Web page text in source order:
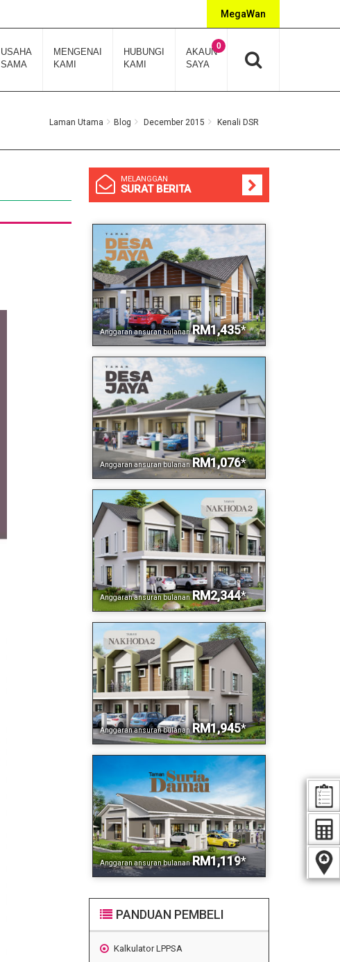
MegaWan
USAHA
SAMA
MENGENAI
KAMI
HUBUNGI
KAMI
AKAUN
SAYA
0
Laman Utama Blog December 2015 Kenali DSR
MELANGGAN
SURAT BERITA
Anggaran ansuran bulanan RM1,435*
Anggaran ansuran bulanan RM1,076*
Anggaran ansuran bulanan RM2,344*
Anggaran ansuran bulanan RM1,945*
Anggaran ansuran bulanan RM1,119*
PANDUAN PEMBELI
Kalkulator LPPSA